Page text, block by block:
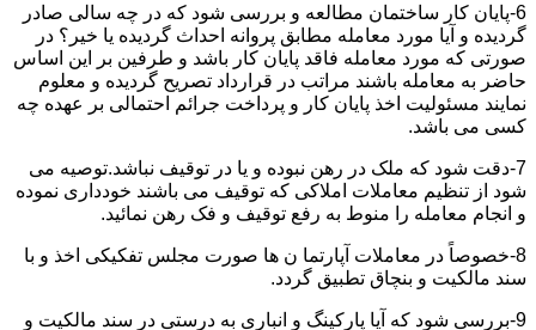
6-پایان کار ساختمان مطالعه و بررسی شود که در چه سالی صادر
گردیده و آیا مورد معامله مطابق پروانه احداث گردیده یا خیر؟ در
صورتی که مورد معامله فاقد پایان کار باشد و طرفین بر این اساس
حاضر به معامله باشند مراتب در قرارداد تصریح گردیده و معلوم
نمایند مسئولیت اخذ پایان کار و پرداخت جرائم احتمالی بر عهده چه
کسی می باشد.
7-دقت شود که ملک در رهن نبوده و یا در توقیف نباشد.توصیه می
شود از تنظیم معاملات املاکی که توقیف می باشند خودداری نموده
و انجام معامله را منوط به رفع توقیف و فک رهن نمائید.
8-خصوصاً در معاملات آپارتما ن ها صورت مجلس تفکیکی اخذ و با
سند مالکیت و بنچاق تطبیق گردد.
9-بررسی شود که آیا پارکینگ و انباری به درستی در سند مالکیت و